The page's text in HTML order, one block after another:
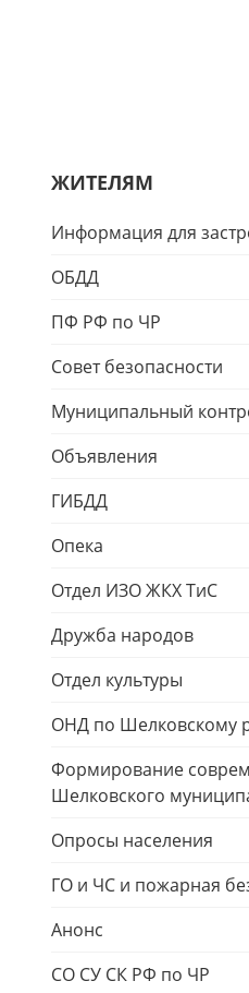
ЖИТЕЛЯМ
Информация для
ОБДД
ПФ РФ по ЧР
Совет безопасности
Муниципальный
Объявления
ГИБДД
Опека
Отдел ИЗО ЖКХ ТиС
Дружба народов
Отдел культуры
ОНД по Шелковскому
Формирование
Шелковского
Опросы населения
ГО и ЧС и пожарная
Анонс
СО СУ СК РФ по ЧР